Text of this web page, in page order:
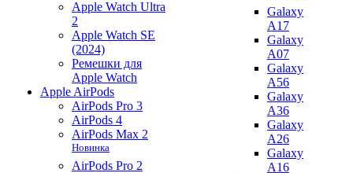
Apple Watch Ultra
2
Apple Watch SE
(2024)
Ремешки для
Apple Watch
Apple AirPods
AirPods Pro 3
AirPods 4
AirPods Max 2
Новинка
AirPods Pro 2
Galaxy
A17
Galaxy
A07
Galaxy
A56
Galaxy
A36
Galaxy
A26
Galaxy
A16